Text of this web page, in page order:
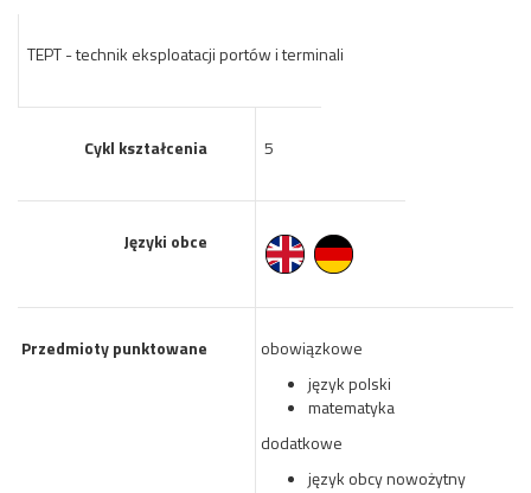
TEPT - technik eksploatacji portów i terminali
Cykl kształcenia 5
Języki obce
Przedmioty punktowane
obowiązkowe
język polski
matematyka
dodatkowe
język obcy nowożytny